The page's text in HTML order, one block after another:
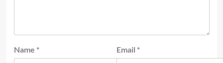
Name * Email *